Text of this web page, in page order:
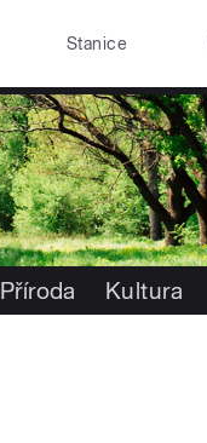
Stanice
Příroda Kultura